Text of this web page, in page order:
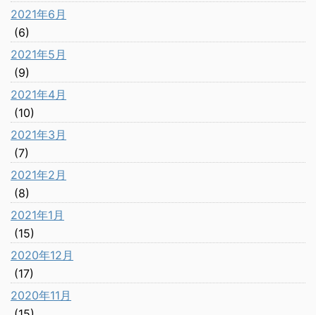
2021年6月
(6)
2021年5月
(9)
2021年4月
(10)
2021年3月
(7)
2021年2月
(8)
2021年1月
(15)
2020年12月
(17)
2020年11月